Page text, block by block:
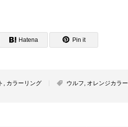
Hatena Pin it
カラーリング ウルフ オレンジカラー